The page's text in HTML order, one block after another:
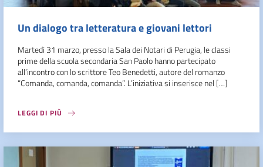
Un dialogo tra letteratura e giovani lettori
Martedì 31 marzo, presso la Sala dei Notari di Perugia, le classi
prime della scuola secondaria San Paolo hanno partecipato
all’incontro con lo scrittore Teo Benedetti, autore del romanzo
“Comanda, comanda, comanda”. L’iniziativa si inserisce nel […]
LEGGI DI PIÙ